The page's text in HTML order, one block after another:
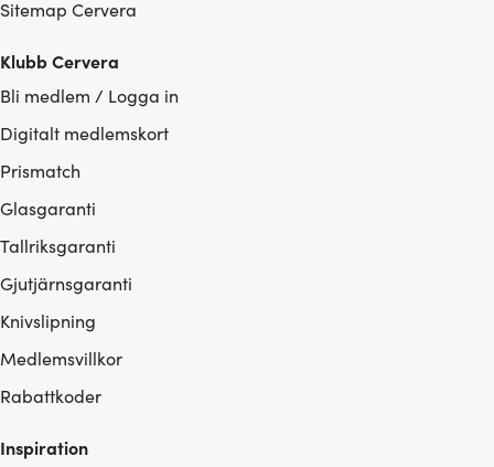
Sitemap Cervera
Klubb Cervera
Bli medlem / Logga in
Digitalt medlemskort
Prismatch
Glasgaranti
Tallriksgaranti
Gjutjärnsgaranti
Knivslipning
Medlemsvillkor
Rabattkoder
Inspiration